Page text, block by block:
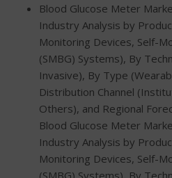
Blood Glucose Meter
Industry Analysis by
Monitoring Devices, Self-
(SMBG) Systems), By
Invasive), By Type
Distribution Channel
Others), and Regional
Blood Glucose Meter
Industry Analysis by
Monitoring Devices, Self-
(SMBG) Systems), By